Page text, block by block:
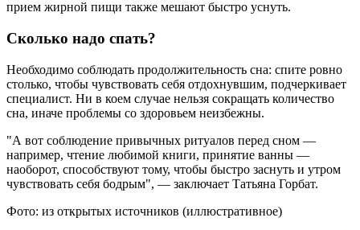
прием жирной пищи также мешают быстро уснуть.
Сколько надо спать?
Необходимо соблюдать продолжительность сна: спите ровно
столько, чтобы чувствовать себя отдохнувшим, подчеркивает
специалист. Ни в коем случае нельзя сокращать количество
сна, иначе проблемы со здоровьем неизбежны.
"А вот соблюдение привычных ритуалов перед сном —
например, чтение любимой книги, принятие ванны —
наоборот, способствуют тому, чтобы быстро заснуть и утром
чувствовать себя бодрым", — заключает Татьяна Горбат.
Фото: из открытых источников (иллюстративное)